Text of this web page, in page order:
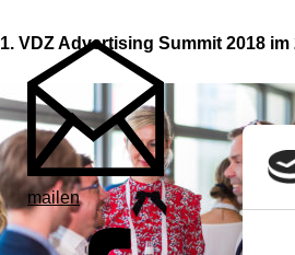
mailen
1. VDZ Advertising Summit 2018